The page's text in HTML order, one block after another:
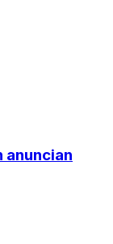
anuncian